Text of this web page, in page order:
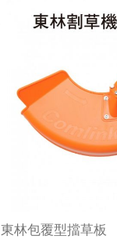
東林包覆型擋草板